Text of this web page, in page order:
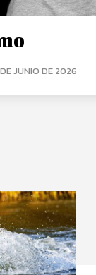
JUNIO DE 2026